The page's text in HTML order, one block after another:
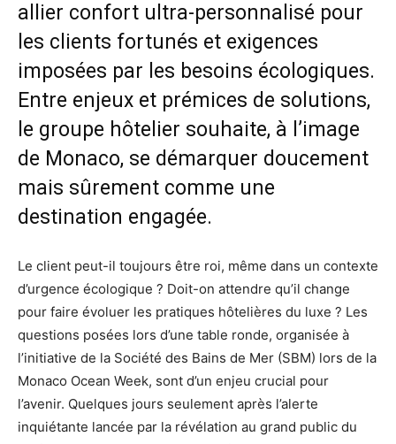
allier confort ultra-personnalisé pour
les clients fortunés et exigences
imposées par les besoins écologiques.
Entre enjeux et prémices de solutions,
le groupe hôtelier souhaite, à l’image
de Monaco, se démarquer doucement
mais sûrement comme une
destination engagée.
Le client peut-il toujours être roi, même dans un contexte
d’urgence écologique ? Doit-on attendre qu’il change
pour faire évoluer les pratiques hôtelières du luxe ? Les
questions posées lors d’une table ronde, organisée à
l’initiative de la Société des Bains de Mer (SBM) lors de la
Monaco Ocean Week, sont d’un enjeu crucial pour
l’avenir. Quelques jours seulement après l’alerte
inquiétante lancée par la révélation au grand public du